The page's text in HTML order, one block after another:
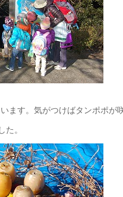
ます。気がつけばタンポポが
。